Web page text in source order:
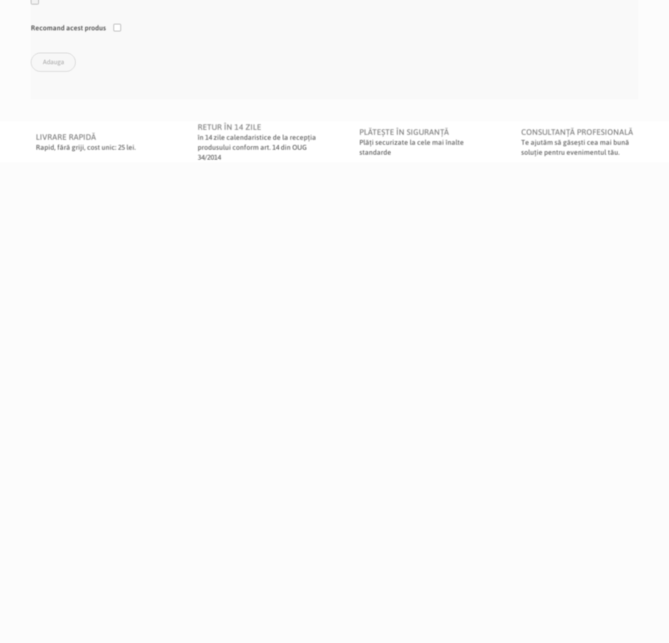
Recomand acest produs
Adauga
LIVRARE RAPIDĂ
Rapid, fără griji, cost unic: 25 lei.
RETUR ÎN 14 ZILE
în 14 zile calendaristice de la recepția
produsului conform art. 14 din OUG
34/2014
PLĂTEȘTE ÎN SIGURANȚĂ
Plăți securizate la cele mai înalte
standarde
CONSULTANȚĂ PROFESIONALĂ
Te ajutăm să găsești cea mai bună
soluție pentru evenimentul tău.